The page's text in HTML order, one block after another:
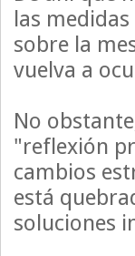
las
sobre la
vuelva a
No
"reflexión
cambios
está
soluciones